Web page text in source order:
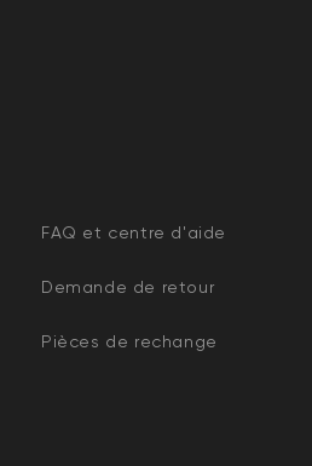
FAQ et centre d'aide
Demande de retour
Pièces de rechange